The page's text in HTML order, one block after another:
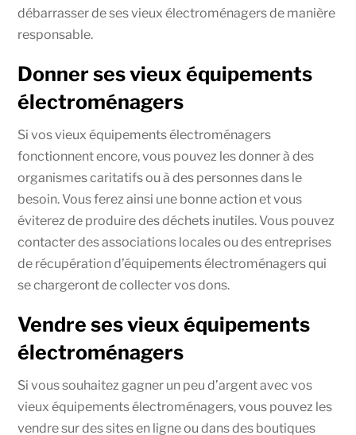
débarrasser de ses vieux électroménagers de manière
responsable.
Donner ses vieux équipements
électroménagers
Si vos vieux équipements électroménagers
fonctionnent encore, vous pouvez les donner à des
organismes caritatifs ou à des personnes dans le
besoin. Vous ferez ainsi une bonne action et vous
éviterez de produire des déchets inutiles. Vous pouvez
contacter des associations locales ou des entreprises
de récupération d’équipements électroménagers qui
se chargeront de collecter vos dons.
Vendre ses vieux équipements
électroménagers
Si vous souhaitez gagner un peu d’argent avec vos
vieux équipements électroménagers, vous pouvez les
vendre sur des sites en ligne ou dans des boutiques